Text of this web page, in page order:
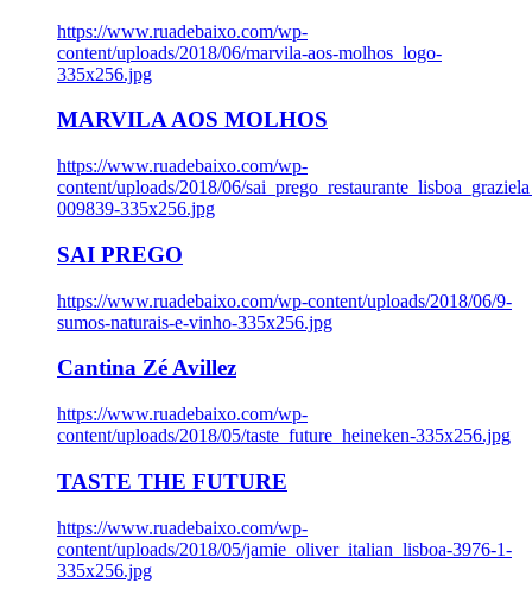
https://www.ruadebaixo.com/wp-
content/uploads/2018/06/marvila-aos-molhos_logo-
335x256.jpg
MARVILA AOS MOLHOS
https://www.ruadebaixo.com/wp-
content/uploads/2018/06/
009839-335x256.jpg
SAI PREGO
https://www.ruadebaixo.com/wp-content/uploads/2018/06/9-
sumos-naturais-e-vinho-335x256.jpg
Cantina Zé Avillez
https://www.ruadebaixo.com/wp-
content/uploads/2018/05/taste_future_heineken-335x256.jpg
TASTE THE FUTURE
https://www.ruadebaixo.com/wp-
content/uploads/2018/05/jamie_oliver_italian_lisboa-3976-1-
335x256.jpg